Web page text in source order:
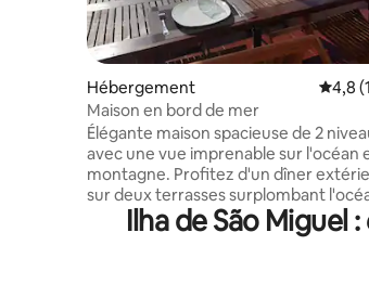
Hébergement
4,8
Maison en bord de mer
Élégante maison spacieuse de 2
avec une vue imprenable sur l'océan
montagne. Profitez d'un dîner
sur deux terrasses surplombant
et la promenade. Idéalement située,
maison est à 3 minutes à pied de la
Ilha de São Miguel